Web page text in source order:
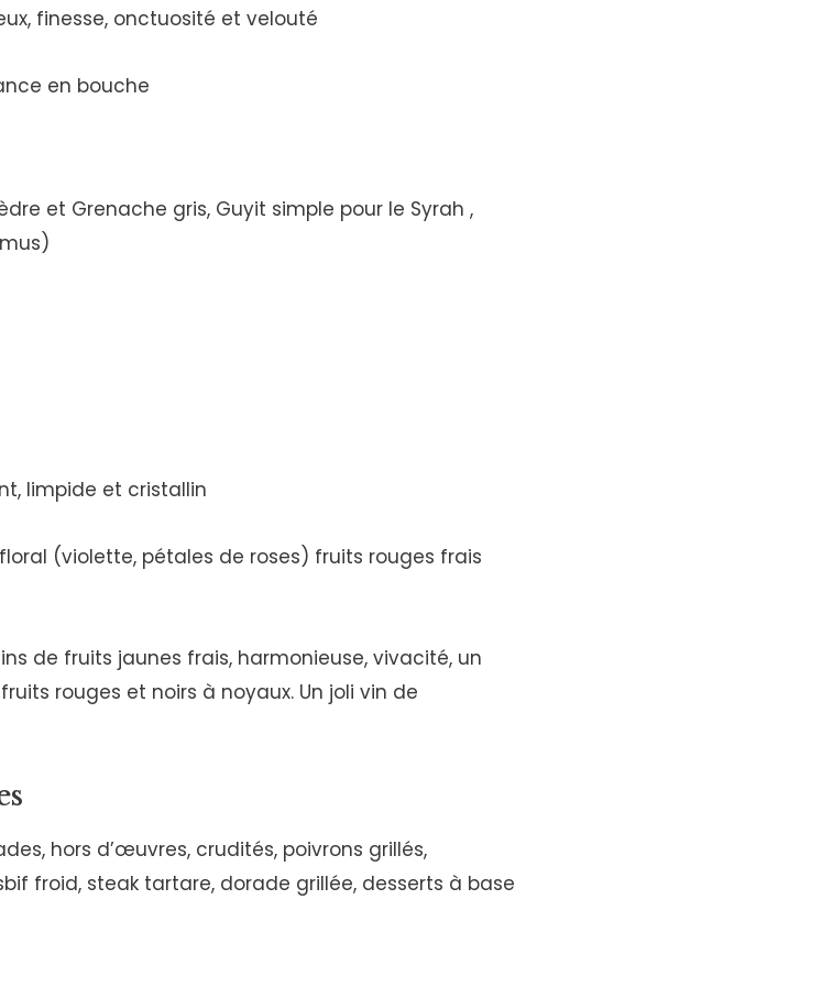
finesse, onctuosité et velouté
en bouche
et Grenache gris, Guyit simple pour le Syrah ,
limpide et cristallin
(violette, pétales de roses) fruits rouges frais
de fruits jaunes frais, harmonieuse, vivacité, un
rouges et noirs à noyaux. Un joli vin de
hors d’œuvres, crudités, poivrons grillés,
froid, steak tartare, dorade grillée, desserts à base